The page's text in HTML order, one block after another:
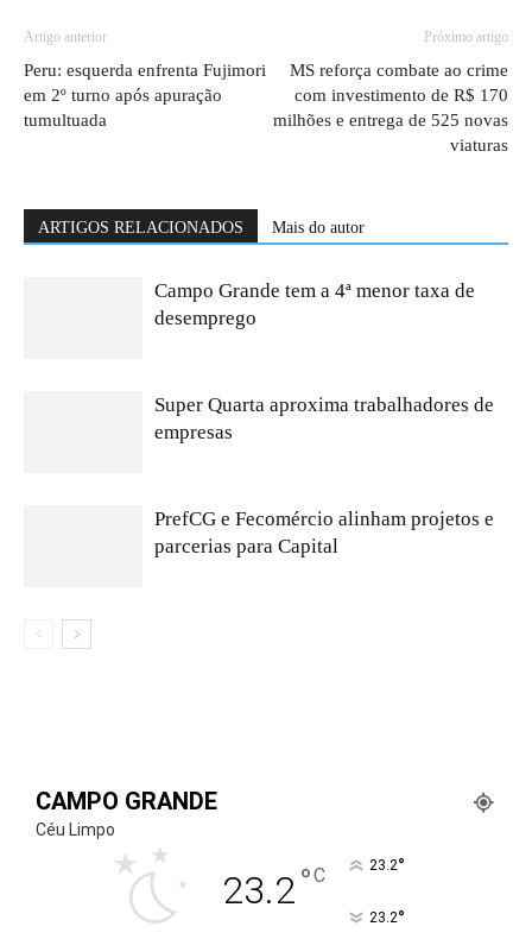
Artigo anterior
Peru: esquerda enfrenta Fujimori
em 2º turno após apuração
tumultuada
Próximo artigo
MS reforça combate ao crime
com investimento de R$ 170
milhões e entrega de 525 novas
viaturas
ARTIGOS RELACIONADOS Mais do autor
Campo Grande tem a 4ª menor taxa de
desemprego
Super Quarta aproxima trabalhadores de
empresas
PrefCG e Fecomércio alinham projetos e
parcerias para Capital
CAMPO GRANDE
Céu Limpo
23.2°C 23.2°
23.2°